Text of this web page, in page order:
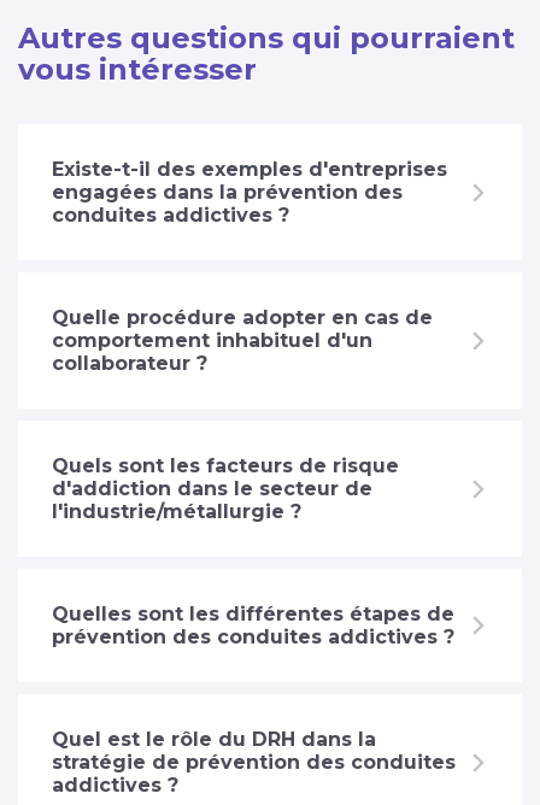
Autres questions qui pourraient
vous intéresser
Existe-t-il des exemples d'entreprises
engagées dans la prévention des
conduites addictives ?
Quelle procédure adopter en cas de
comportement inhabituel d'un
collaborateur ?
Quels sont les facteurs de risque
d'addiction dans le secteur de
l'industrie/métallurgie ?
Quelles sont les différentes étapes de
prévention des conduites addictives ?
Quel est le rôle du DRH dans la
stratégie de prévention des conduites
addictives ?